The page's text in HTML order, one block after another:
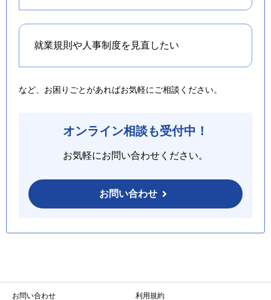
就業規則や人事制度を 見直したい
など、お困りごとがあればお気軽にご相談ください。
オンライン相談も受付中！
お気軽にお問い合わせください。
お問い合わせ
お問い合わせ 利用規約